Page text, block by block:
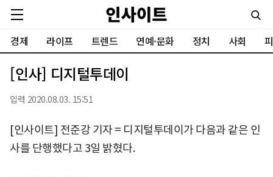
경제 라이프 트렌드 연예·문화 정치 사회
[인사] 디지털투데이
입력 2020.08.03. 15:51
[인사이트] 전준강 기자 = 디지털투데이가 다음과 같은 인
사를 단행했다고 3일 밝혔다.